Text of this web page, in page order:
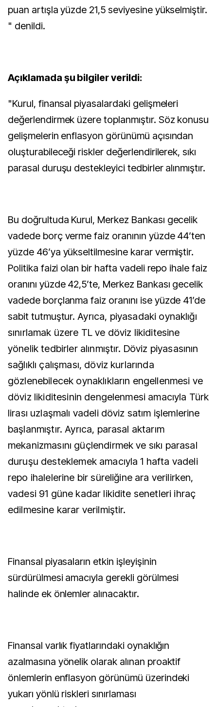
puan artışla yüzde 21,5 seviyesine yükselmiştir.
" denildi.
Açıklamada şu bilgiler verildi:
"Kurul, finansal piyasalardaki gelişmeleri
değerlendirmek üzere toplanmıştır. Söz konusu
gelişmelerin enflasyon görünümü açısından
oluşturabileceği riskler değerlendirilerek, sıkı
parasal duruşu destekleyici tedbirler alınmıştır.
Bu doğrultuda Kurul, Merkez Bankası gecelik
vadede borç verme faiz oranının yüzde 44’ten
yüzde 46’ya yükseltilmesine karar vermiştir.
Politika faizi olan bir hafta vadeli repo ihale faiz
oranını yüzde 42,5’te, Merkez Bankası gecelik
vadede borçlanma faiz oranını ise yüzde 41’de
sabit tutmuştur.Ayrıca, piyasadaki oynaklığı
sınırlamak üzere TL ve döviz likiditesine
yönelik tedbirler alınmıştır. Döviz piyasasının
sağlıklı çalışması, döviz kurlarında
gözlenebilecek oynaklıkların engellenmesi ve
döviz likiditesinin dengelenmesi amacıyla Türk
lirası uzlaşmalı vadeli döviz satım işlemlerine
başlanmıştır. Ayrıca, parasal aktarım
mekanizmasını güçlendirmek ve sıkı parasal
duruşu desteklemek amacıyla 1 hafta vadeli
repo ihalelerine bir süreliğine ara verilirken,
vadesi 91 güne kadar likidite senetleri ihraç
edilmesine karar verilmiştir.
Finansal piyasaların etkin işleyişinin
sürdürülmesi amacıyla gerekli görülmesi
halinde ek önlemler alınacaktır.
Finansal varlık fiyatlarındaki oynaklığın
azalmasına yönelik olarak alınan proaktif
önlemlerin enflasyon görünümü üzerindeki
yukarı yönlü riskleri sınırlaması